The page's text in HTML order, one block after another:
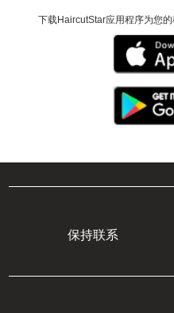
下载HaircutStar应用程序为您的
保持联系